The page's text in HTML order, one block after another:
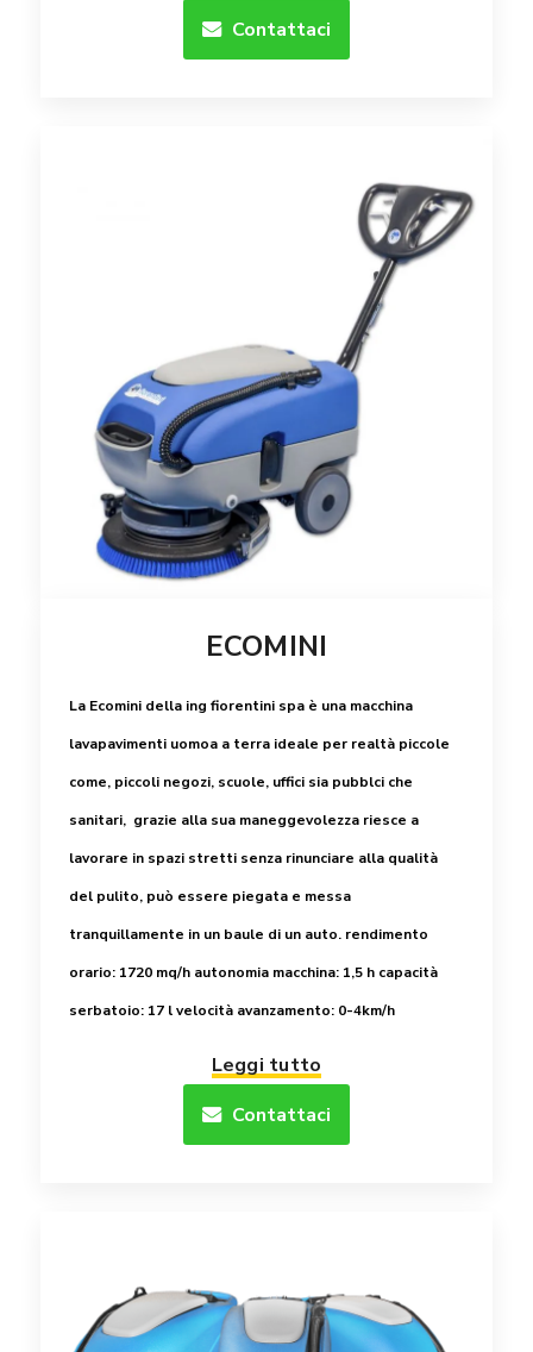
Contattaci
ECOMINI
La Ecomini della ing fiorentini spa è una macchina
lavapavimenti uomoa a terra ideale per realtà piccole
come, piccoli negozi, scuole, uffici sia pubblci che
sanitari, grazie alla sua maneggevolezza riesce a
lavorare in spazi stretti senza rinunciare alla qualità
del pulito, può essere piegata e messa
tranquillamente in un baule di un auto. rendimento
orario: 1720 mq/h autonomia macchina: 1,5 h capacità
serbatoio: 17 l velocità avanzamento: 0-4km/h
Leggi tutto
Contattaci